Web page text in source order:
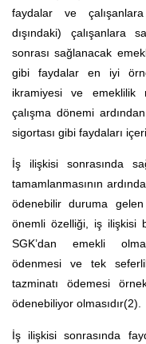
faydalar ve
dışındaki) çalışanlara
sonrası sağlanacak
gibi faydalar en iyi
ikramiyesi ve emeklilik
çalışma dönemi
sigortası gibi faydaları
İş ilişkisi sonrasında
tamamlanmasının
ödenebilir duruma
önemli özelliği, iş ilişkisi
SGK’dan emekli
ödenmesi ve tek
tazminatı ödemesi
ödenebiliyor olmasıdır(2).
İş ilişkisi sonrasında